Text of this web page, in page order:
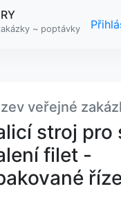
~ poptávky
veřejné
stroj pro
filet -